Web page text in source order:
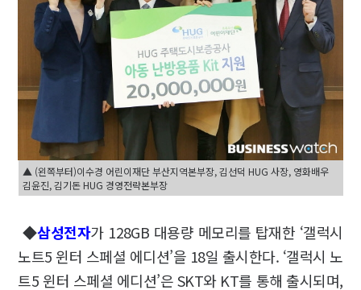
▲ (왼쪽부터)이수경 어린이재단 부산지역본부장, 김선덕 HUG 사장, 영화배우
김윤진, 김기돈 HUG 경영전략본부장
◆삼성전자가 128GB 대용량 메모리를 탑재한 ‘갤럭시
노트5 윈터 스페셜 에디션’을 18일 출시한다. ‘갤럭시 노
트5 윈터 스페셜 에디션’은 SKT와 KT를 통해 출시되며,